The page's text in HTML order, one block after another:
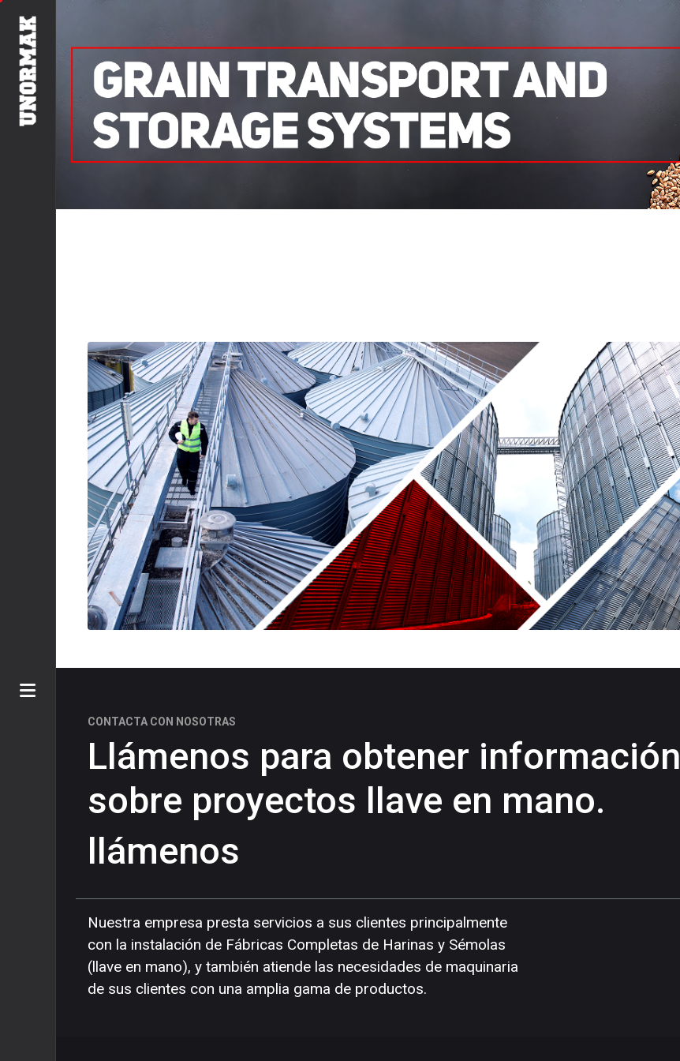
CONTACTA CON NOSOTRAS
Llámenos para obtener información
sobre proyectos llave en mano.
llámenos
Nuestra empresa presta servicios a sus clientes principalmente
con la instalación de Fábricas Completas de Harinas y Sémolas
(llave en mano), y también atiende las necesidades de maquinaria
de sus clientes con una amplia gama de productos.